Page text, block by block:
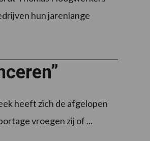
hun jarenlange
heeft zich de afgelopen
vroegen zij of ...